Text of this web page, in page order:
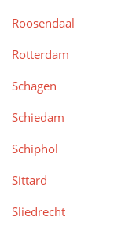
Roosendaal
Rotterdam
Schagen
Schiedam
Schiphol
Sittard
Sliedrecht